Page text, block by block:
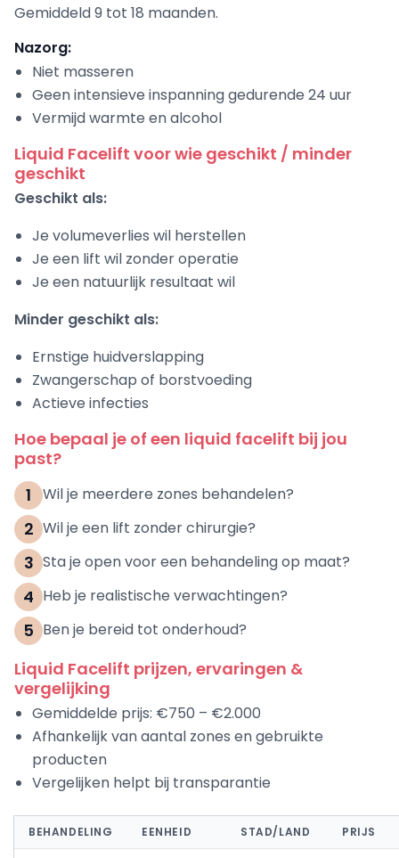
Gemiddeld 9 tot 18 maanden.
Nazorg:
Niet masseren
Geen intensieve inspanning gedurende 24 uur
Vermijd warmte en alcohol
Liquid Facelift voor wie geschikt / minder
geschikt
Geschikt als:
Je volumeverlies wil herstellen
Je een lift wil zonder operatie
Je een natuurlijk resultaat wil
Minder geschikt als:
Ernstige huidverslapping
Zwangerschap of borstvoeding
Actieve infecties
Hoe bepaal je of een liquid facelift bij jou
past?
1
Wil je meerdere zones behandelen?
2 Wil je een lift zonder chirurgie?
3 Sta je open voor een behandeling op maat?
4 Heb je realistische verwachtingen?
5 Ben je bereid tot onderhoud?
Liquid Facelift prijzen, ervaringen &
vergelijking
Gemiddelde prijs: €750 – €2.000
Afhankelijk van aantal zones en gebruikte
producten
Vergelijken helpt bij transparantie
BEHANDELING EENHEID STAD/LAND PRIJS